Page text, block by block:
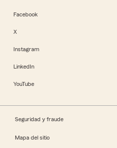
Facebook
X
Instagram
LinkedIn
YouTube
Seguridad y fraude
Mapa del sitio